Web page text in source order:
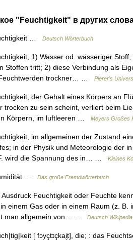
"Feuchtigkeit" в других
… Deutsch Wörterbuch
1) Wasser od. wässeriger
Stoffen tritt; 2) diese Verbindung als
trockner… …
Pierer's
der Gehalt eines Körpers an
trocken zu sein scheint, verliert beim
Körpern, im luftleeren …
Meyers Großes
im allgemeinen der Zustand
in der Physik und Meteorologie der
wird die Spannung des in… …
Kleines
… Das große Fremdwörterbuch
Feuchtigkeit oder Feuchte
einem Gas oder in einem Raum (z. B.
man allgemein von… …
Deutsch Wikipedia
[ fɔy̮çtɪçkai̮t], die; : das